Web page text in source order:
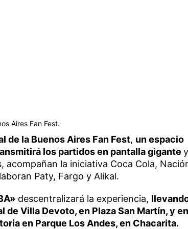
Aires Fan Fest.
de la Buenos Aires Fan Fest, un espacio
los partidos en pantalla gigante y
acompañan la iniciativa Coca Cola,
Paty, Fargo y Alikal.
descentralizará la experiencia,
Villa Devoto, en Plaza San Martín, y en
en Parque Los Andes, en Chacarita.